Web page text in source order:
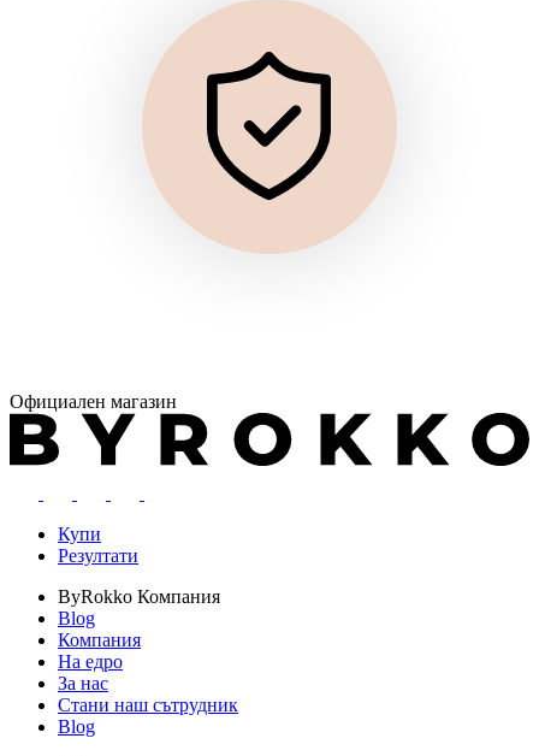
Официален магазин
Купи
Резултати
ByRokko Компания
Blog
Компания
На едро
За нас
Стани наш сътрудник
Blog